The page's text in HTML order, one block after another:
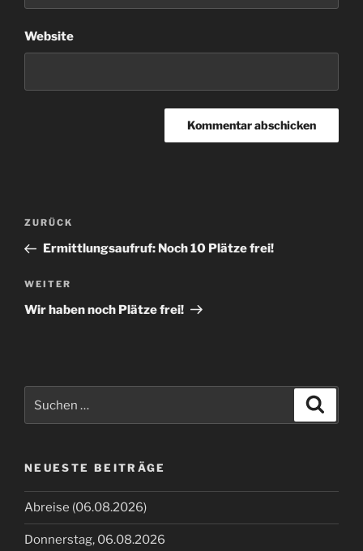
Website
Beitragsnavigation
Vorheriger
Beitrag
ZURÜCK
Ermittlungsaufruf: Noch 10 Plätze frei!
Nächster
Beitrag
WEITER
Wir haben noch Plätze frei!
nach:
NEUESTE BEITRÄGE
Abreise (06.08.2026)
Donnerstag, 06.08.2026